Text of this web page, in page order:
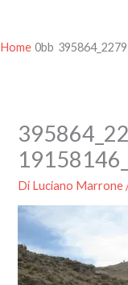
contenuto
Home
Di Luciano Marrone